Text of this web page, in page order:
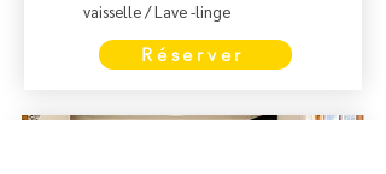
vaisselle / Lave -linge
Réserver